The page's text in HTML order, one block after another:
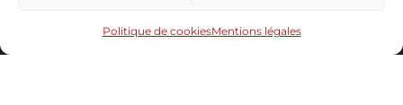
Politique de cookiesMentions légales